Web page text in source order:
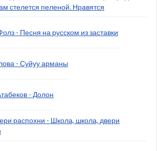
стелется пеленой. Нравятся
- Песня на русском из заставки
- Суйуу арманы
- Долон
распохни - Школа, школа, двери